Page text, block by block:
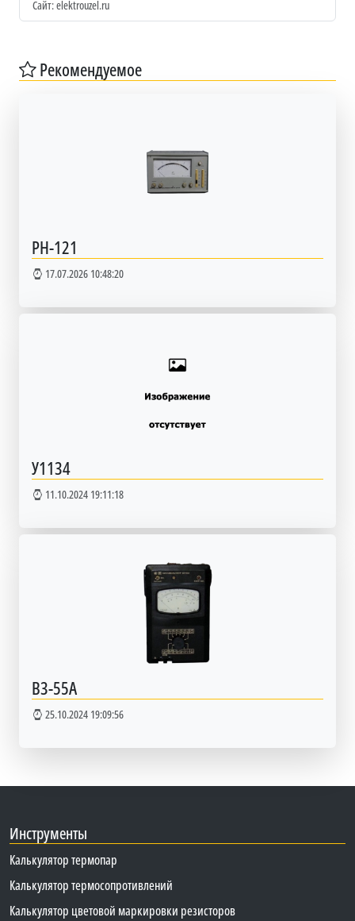
Сайт: elektrouzel.ru
Рекомендуемое
PH-121
17.07.2026 10:48:20
У1134
11.10.2024 19:11:18
В3-55А
25.10.2024 19:09:56
Инструменты
Калькулятор термопар
Калькулятор термосопротивлений
Калькулятор цветовой маркировки резисторов